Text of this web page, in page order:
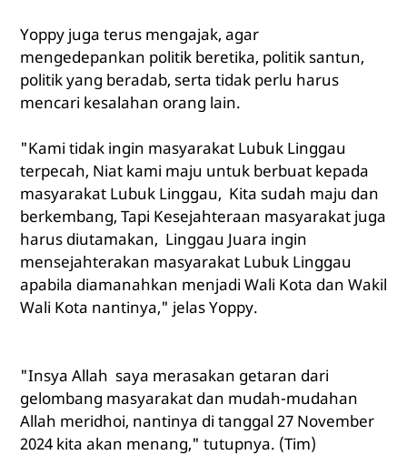
Yoppy juga terus mengajak, agar
mengedepankan politik beretika, politik santun,
politik yang beradab, serta tidak perlu harus
mencari kesalahan orang lain.
"Kami tidak ingin masyarakat Lubuk Linggau
terpecah, Niat kami maju untuk berbuat kepada
masyarakat Lubuk Linggau, Kita sudah maju dan
berkembang, Tapi Kesejahteraan masyarakat juga
harus diutamakan, Linggau Juara ingin
mensejahterakan masyarakat Lubuk Linggau
apabila diamanahkan menjadi Wali Kota dan Wakil
Wali Kota nantinya," jelas Yoppy.
"Insya Allah saya merasakan getaran dari
gelombang masyarakat dan mudah-mudahan
Allah meridhoi, nantinya di tanggal 27 November
2024 kita akan menang," tutupnya. (Tim)